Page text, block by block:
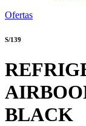
Ofertas
S/139
BLACK